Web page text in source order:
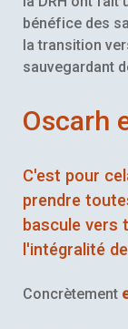
bénéfice des
la transition
sauvegardant
Oscarh
C'est pour
prendre
bascule vers
l'intégralité
Concrètement